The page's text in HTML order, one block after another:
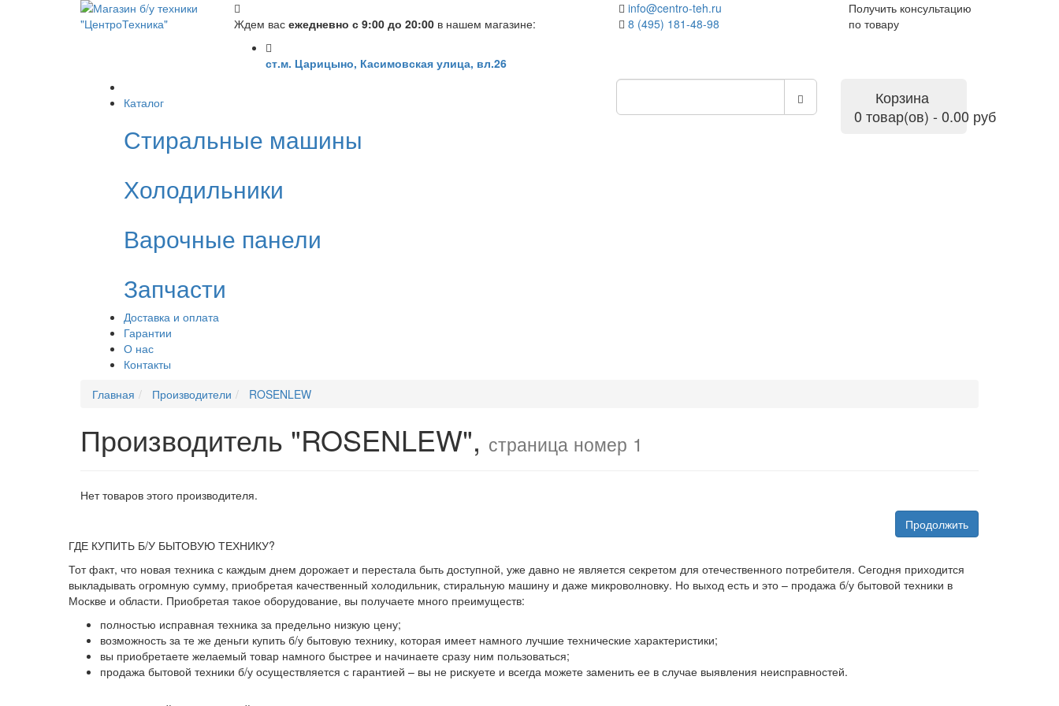
Ждем вас ежедневно с 9:00 до 20:00 в нашем магазине:
ст.м. Царицыно, Касимовская улица, вл.26
info@centro-teh.ru
8 (495) 181-48-98
Получить консультацию
по товару
Каталог
Стиральные машины
Холодильники
Варочные панели
Запчасти
Доставка и оплата
Гарантии
О нас
Контакты
Корзина
0 товар(ов) - 0.00 руб
Главная Производители ROSENLEW
Производитель "ROSENLEW", страница номер 1
Нет товаров этого производителя.
Продолжить
ГДЕ КУПИТЬ Б/У БЫТОВУЮ ТЕХНИКУ?
Тот факт, что новая техника с каждым днем дорожает и перестала быть доступной, уже давно не является секретом для отечественного потребителя. Сегодня приходится
выкладывать огромную сумму, приобретая качественный холодильник, стиральную машину и даже микроволновку. Но выход есть и это – продажа б/у бытовой техники в
Москве и области. Приобретая такое оборудование, вы получаете много преимуществ:
полностью исправная техника за предельно низкую цену;
возможность за те же деньги купить б/у бытовую технику, которая имеет намного лучшие технические характеристики;
вы приобретаете желаемый товар намного быстрее и начинаете сразу ним пользоваться;
продажа бытовой техники б/у осуществляется с гарантией – вы не рискуете и всегда можете заменить ее в случае выявления неисправностей.